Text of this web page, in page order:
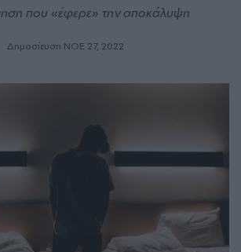
που «έφερε» την αποκάλυψη
Δημοσίευση ΝΟE 27, 2022